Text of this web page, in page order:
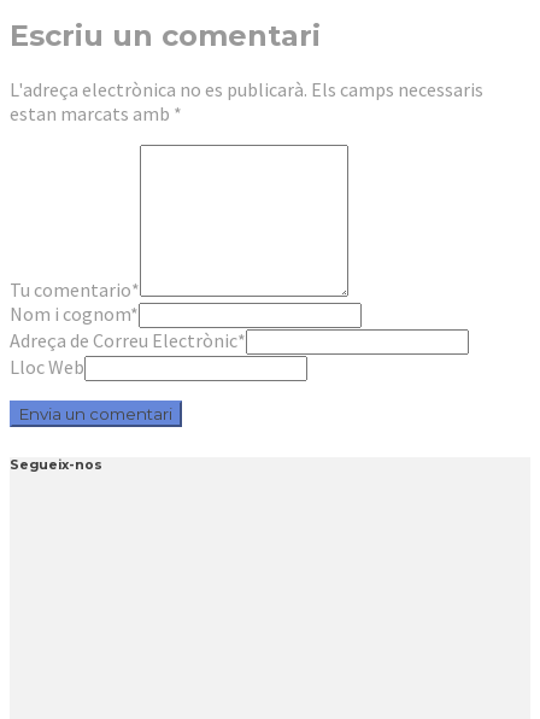
Escriu un comentari
L'adreça electrònica no es publicarà. Els camps necessaris
estan marcats amb *
Tu comentario*
Nom i cognom*
Adreça de Correu Electrònic*
Lloc Web
Segueix-nos